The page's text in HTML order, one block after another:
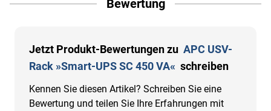
Bewertung
Jetzt Produkt-Bewertungen zu APC USV-
Rack »Smart-UPS SC 450 VA« schreiben
Kennen Sie diesen Artikel? Schreiben Sie eine
Bewertung und teilen Sie Ihre Erfahrungen mit